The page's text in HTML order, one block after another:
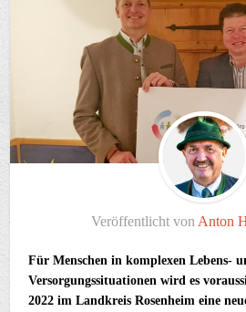
Veröffentlicht von Anton
Für Menschen in komplexen Lebens-
Versorgungssituationen wird es
2022 im Landkreis Rosenheim eine